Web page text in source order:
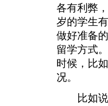
各有利弊
岁的学生
做好准备
留学方式
时候，比
况。
比如说